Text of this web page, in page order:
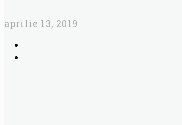
aprilie 13, 2019